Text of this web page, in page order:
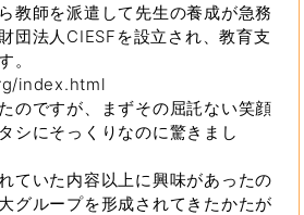
教師を派遣して先生の養成が急務
団法人CIESFを設立され、教育支
。
index.html
のですが、まずその屈託ない笑顔
シにそっくりなのに驚きまし
ていた内容以上に興味があったの
グループを形成されてきたかたが